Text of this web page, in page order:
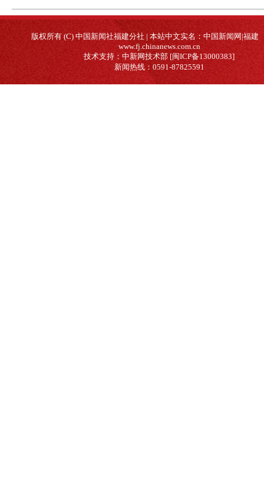
版权所有 (C) 中国新闻社福建分社 | 本站中文实名：中国新闻网|福建
www.fj.chinanews.com.cn
技术支持：中新网技术部 [闽ICP备13000383]
新闻热线：0591-87825591